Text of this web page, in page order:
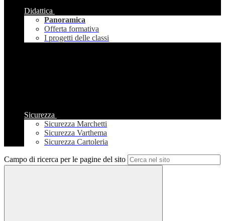
Didattica
Panoramica
Offerta formativa
I progetti delle classi
Sicurezza
Sicurezza Marchetti
Sicurezza Varthema
Sicurezza Cartoleria
Campo di ricerca per le pagine del sito